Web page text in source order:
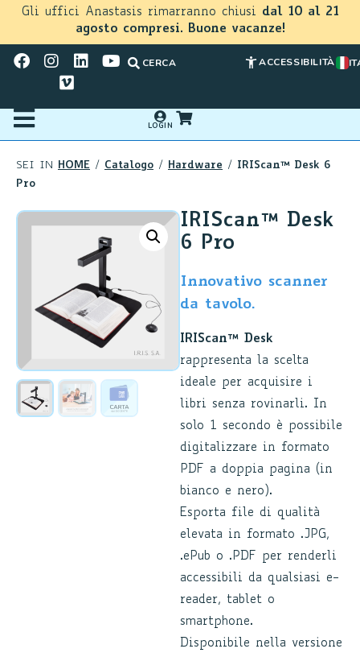
Gli uffici Anastasis rimarranno chiusi dal 10 al 21
agosto compresi. Buone vacanze!
CERCA ACCESSIBILITÀ
LOGIN
SEI IN HOME / Catalogo / Hardware / IRIScan™ Desk 6
Pro
IRIScan™ Desk
6 Pro
Innovativo scanner
da tavolo.
IRIScan™ Desk
rappresenta la scelta
ideale per acquisire i
libri senza rovinarli. In
solo 1 secondo è possibile
digitalizzare in formato
PDF a doppia pagina (in
bianco e nero).
Esporta file di qualità
elevata in formato .JPG,
.ePub o .PDF per renderli
accessibili da qualsiasi e-
reader, tablet o
smartphone.
Disponibile nella versione